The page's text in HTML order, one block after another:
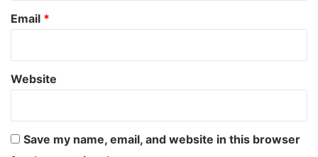
Email *
Website
Save my name, email, and website in this browser